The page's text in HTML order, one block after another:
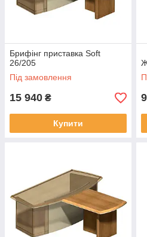
Брифінг приставка Soft
26/205
Під замовлення
15 940 ₴
Купити